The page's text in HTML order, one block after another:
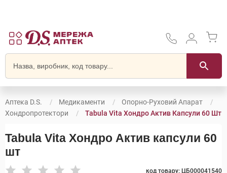
Аптека D.S. Медикаменти
Опорно-Руховий Апарат
Хондропротектори
Tabula Vita Хондро Актив Капсули 60 Шт
Tabula Vita Хондро Актив капсули 60
шт
код товару: ЦБ000041540